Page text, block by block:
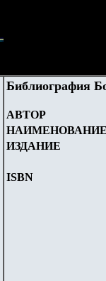
Библиография
АВТОР
ИЗДАНИЕ
ISBN